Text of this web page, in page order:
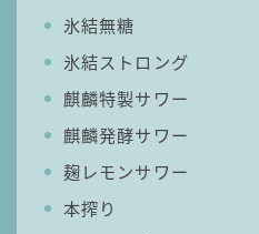
サッポロ
濃いめのレモンサワー
三ツ星グレフルサワー
男梅サワー
氷結無糖
氷結ストロング
麒麟特製サワー
麒麟発酵サワー
麹レモンサワー
本搾り